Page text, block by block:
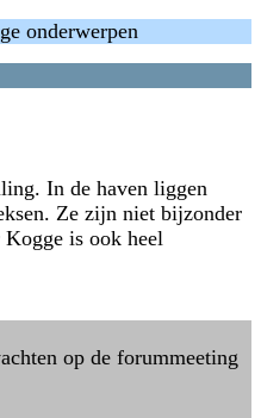
onderwerpen
In de haven liggen
Ze zijn niet bijzonder
is ook heel
op de forummeeting